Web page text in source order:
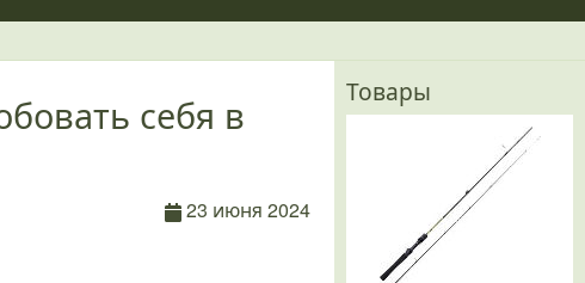
себя в
23 июня 2024
Товары